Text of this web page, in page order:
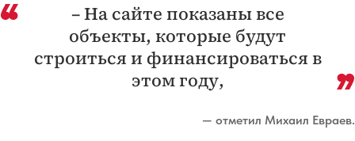
– На сайте показаны все
объекты, которые будут
строиться и финансироваться в
этом году,
— отметил Михаил Евраев.